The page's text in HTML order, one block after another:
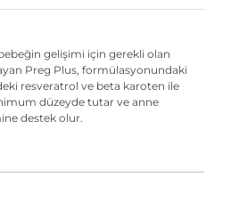
gelişimi için gerekli olan
Preg Plus, formülasyonundaki
resveratrol ve beta karoten ile
düzeyde tutar ve anne
destek olur.